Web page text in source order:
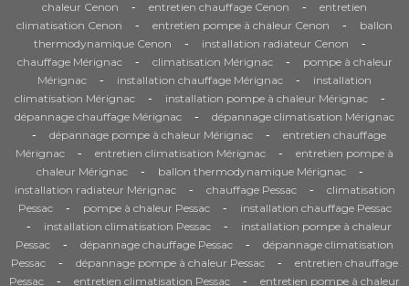
chaleur Cenon
- entretien chauffage Cenon -
entretien
climatisation Cenon
- entretien pompe à chaleur Cenon -
ballon
thermodynamique Cenon
- installation radiateur Cenon -
chauffage Mérignac - climatisation Mérignac -
pompe à chaleur
Mérignac
- installation chauffage Mérignac -
installation
climatisation Mérignac
- installation pompe à chaleur Mérignac -
dépannage chauffage Mérignac - dépannage climatisation Mérignac
- dépannage pompe à chaleur Mérignac -
entretien chauffage
Mérignac
- entretien climatisation Mérignac -
entretien pompe à
chaleur Mérignac
- ballon thermodynamique Mérignac -
installation radiateur Mérignac - chauffage Pessac -
climatisation
Pessac
- pompe à chaleur Pessac - installation chauffage Pessac
- installation climatisation Pessac -
installation pompe à chaleur
Pessac
- dépannage chauffage Pessac -
dépannage climatisation
Pessac
- dépannage pompe à chaleur Pessac -
entretien chauffage
Pessac
- entretien climatisation Pessac -
entretien pompe à chaleur